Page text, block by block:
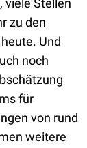
viele Stellen
zu den
Und
noch
für
von rund
weitere